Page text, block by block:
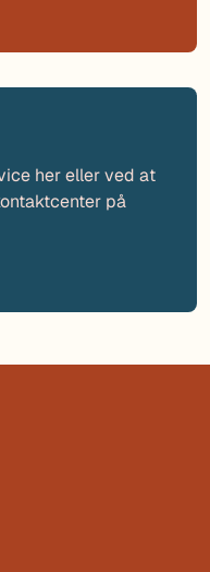
her eller ved at
på